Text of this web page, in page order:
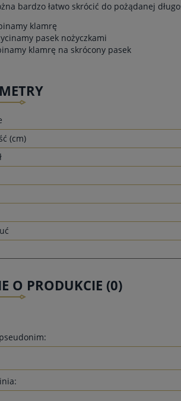
bardzo łatwo skrócić do pożądanej
klamrę
pasek nożyczkami
klamrę na skrócony pasek
(cm)
O PRODUKCIE (0)